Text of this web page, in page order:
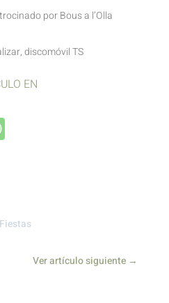
por Bous a l’Olla
discomóvil TS
EN
WhatsApp
Fiestas
Ver artículo siguiente →